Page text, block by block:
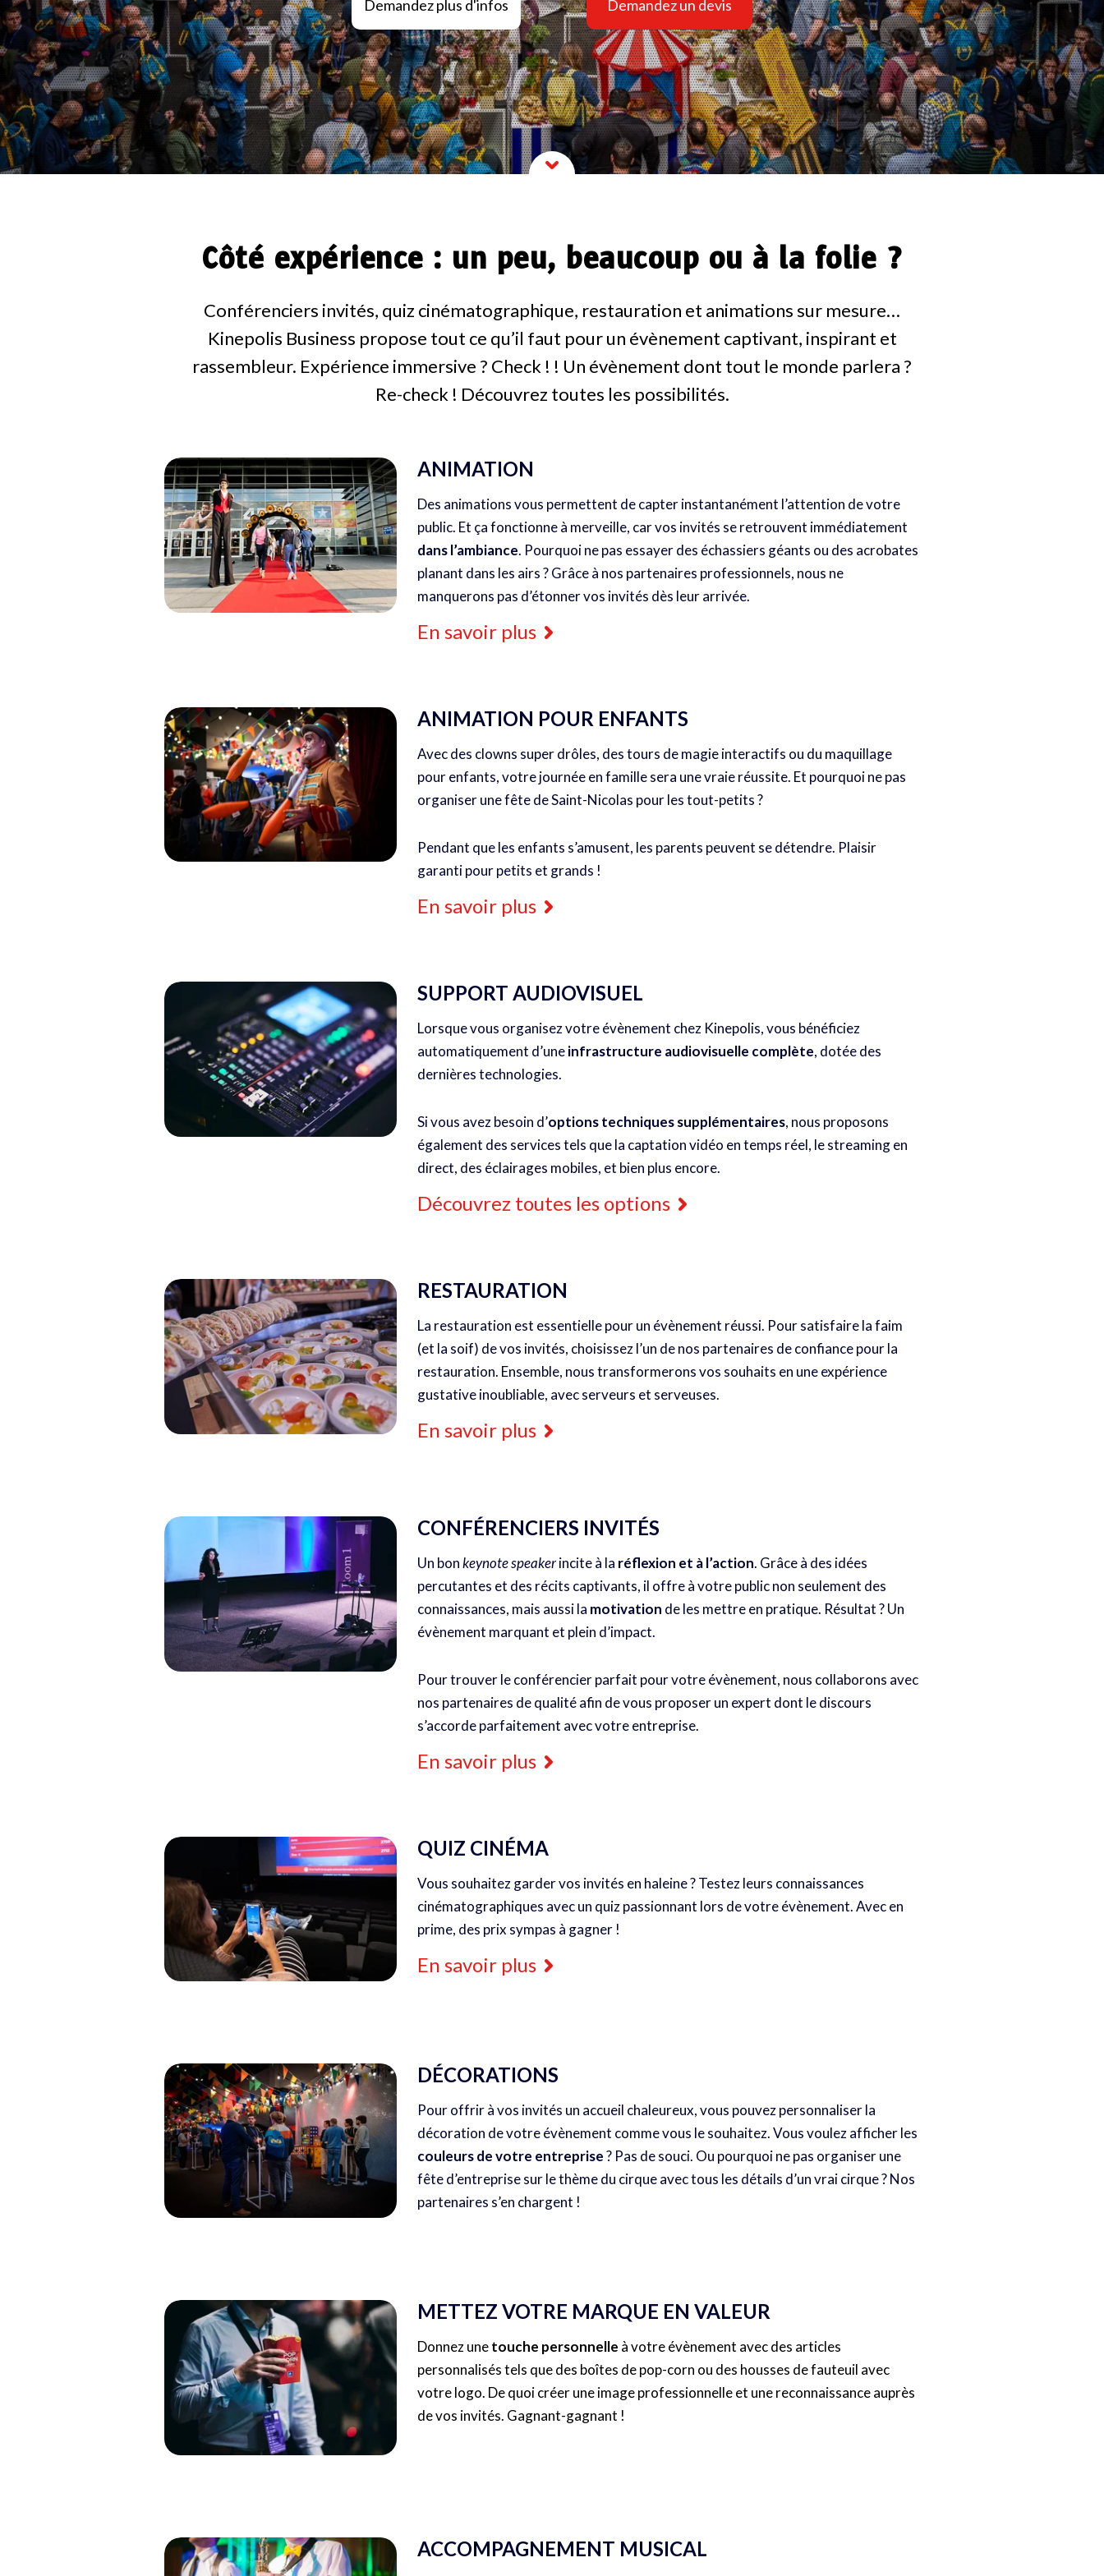
Demandez plus d'infos Demandez un devis
Côté expérience : un peu, beaucoup ou à la folie ?
Conférenciers invités, quiz cinématographique, restauration et animations sur mesure…
Kinepolis Business propose tout ce qu’il faut pour un évènement captivant, inspirant et
rassembleur. Expérience immersive ? Check ! ! Un évènement dont tout le monde parlera ?
Re-check ! Découvrez toutes les possibilités.
ANIMATION
Des animations vous permettent de capter instantanément l’attention de votre
public. Et ça fonctionne à merveille, car vos invités se retrouvent immédiatement
dans l’ambiance. Pourquoi ne pas essayer des échassiers géants ou des acrobates
planant dans les airs ? Grâce à nos partenaires professionnels, nous ne
manquerons pas d’étonner vos invités dès leur arrivée.
En savoir plus
ANIMATION POUR ENFANTS
Avec des clowns super drôles, des tours de magie interactifs ou du maquillage
pour enfants, votre journée en famille sera une vraie réussite. Et pourquoi ne pas
organiser une fête de Saint-Nicolas pour les tout-petits ?
Pendant que les enfants s’amusent, les parents peuvent se détendre. Plaisir
garanti pour petits et grands !
En savoir plus
SUPPORT AUDIOVISUEL
Lorsque vous organisez votre évènement chez Kinepolis, vous bénéficiez
automatiquement d’uneinfrastructure audiovisuelle complète, dotée des
dernières technologies.
Si vous avez besoin d’options techniques supplémentaires, nous proposons
également des services tels que la captation vidéo en temps réel, le streaming en
direct, des éclairages mobiles, et bien plus encore.
Découvrez toutes les options
RESTAURATION
La restauration est essentielle pour un évènement réussi. Pour satisfaire la faim
(et la soif) de vos invités, choisissez l’un de nos partenaires de confiance pour la
restauration. Ensemble, nous transformerons vos souhaits en une expérience
gustative inoubliable, avec serveurs et serveuses.
En savoir plus
CONFÉRENCIERS INVITÉS
Un bonkeynote speakerincite à la réflexion et à l’action. Grâce à des idées
percutantes et des récits captivants, il offre à votre public non seulement des
connaissances, mais aussi la motivation de les mettre en pratique. Résultat ? Un
évènement marquant et plein d’impact.
Pour trouver le conférencier parfait pour votre évènement, nous collaborons avec
nos partenaires de qualité afin de vous proposer un expert dont le discours
s’accorde parfaitement avec votre entreprise.
En savoir plus
QUIZ CINÉMA
Vous souhaitez garder vos invités en haleine ? Testez leurs connaissances
cinématographiques avec un quiz passionnant lors de votre évènement. Avec en
prime, des prix sympas à gagner !
En savoir plus
DÉCORATIONS
Pour offrir à vos invités un accueil chaleureux, vous pouvez personnaliser la
décoration de votre évènement comme vous le souhaitez. Vous voulez afficher les
couleurs de votre entreprise? Pas de souci. Ou pourquoi ne pas organiser une
fête d’entreprise sur le thème du cirque avec tous les détails d’un vrai cirque ? Nos
partenaires s’en chargent !
METTEZ VOTRE MARQUE EN VALEUR
Donnez unetouche personnelle à votre évènement avec des articles
personnalisés tels que des boîtes de pop-corn ou des housses de fauteuil avec
votre logo. De quoi créer une image professionnelle et une reconnaissance auprès
de vos invités. Gagnant-gagnant !
ACCOMPAGNEMENT MUSICAL